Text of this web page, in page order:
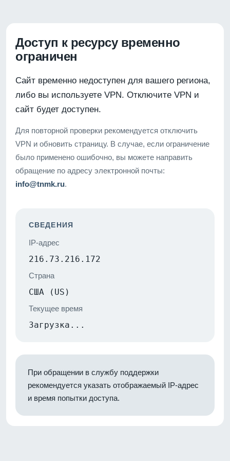
Доступ к ресурсу временно
ограничен
Сайт временно недоступен для вашего региона,
либо вы используете VPN. Отключите VPN и
сайт будет доступен.
Для повторной проверки рекомендуется отключить
VPN и обновить страницу. В случае, если ограничение
было применено ошибочно, вы можете направить
обращение по адресу электронной почты:
info@tnmk.ru.
СВЕДЕНИЯ
IP-адрес
216.73.216.172
Страна
США (US)
Текущее время
Загрузка...
При обращении в службу поддержки
рекомендуется указать отображаемый IP-адрес
и время попытки доступа.